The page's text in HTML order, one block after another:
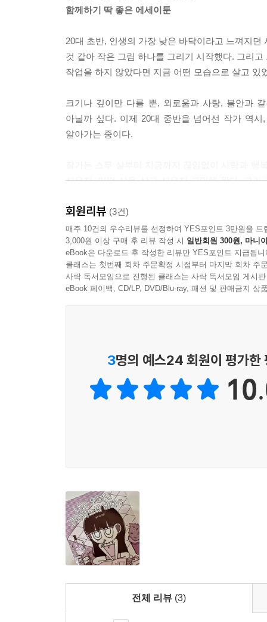
함께하기 딱 좋은 에세이툰
20대 초반, 인생의 가장 낮은 바닥이라고 느껴지
것 같아 작은 그림 하나를 그리기 시작했다. 그리
작업을 하지 않았다면 지금 어떤 모습으로 살고 있
크기나 깊이만 다를 뿐, 외로움과 사랑, 불안과
아닐까 싶다. 이제 20대 중반을 넘어선 작가 역
알아가는 중이다.
싶은지, 어떤 삶을 살고 싶은지 고민해 왔다. 그
이 책은 모두 네 가지 색 이야기로 구성되어
이야기에는 그가 삶을 살아가는 방법을 알아가던
보라색 이야기에는 그 시간들이 쌓여 비로소 만들
스무 살, 스물한 살, 스물두 살, 스물세 살, 스물네
회원리뷰 (3건)
매주 10건의 우수리뷰를 선정하여 YES포인트 3만원을 드
3,000원 이상 구매 후 리뷰 작성 시 일반회원 300원, 마니
eBook은 다운로드 후 작성한 리뷰만 YES포인트 지급됩니
클래스는 첫번째 회차 주문확정 시점부터 마지막 회차 주
사락 독서모임으로 진행된 클래스는 사락 독서모임 게시
eBook 페이백, CD/LP, DVD/Blu-ray, 패션 및 판매금지 상
3명의 예스24 회원이 평가한
전체 리뷰 (3)